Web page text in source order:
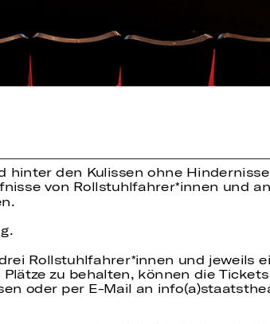
hinter den Kulissen ohne
von Rollstuhlfahrer innen und
Rollstuhlfahrer innen und jeweils
zu behalten, können die
oder per E-Mail an